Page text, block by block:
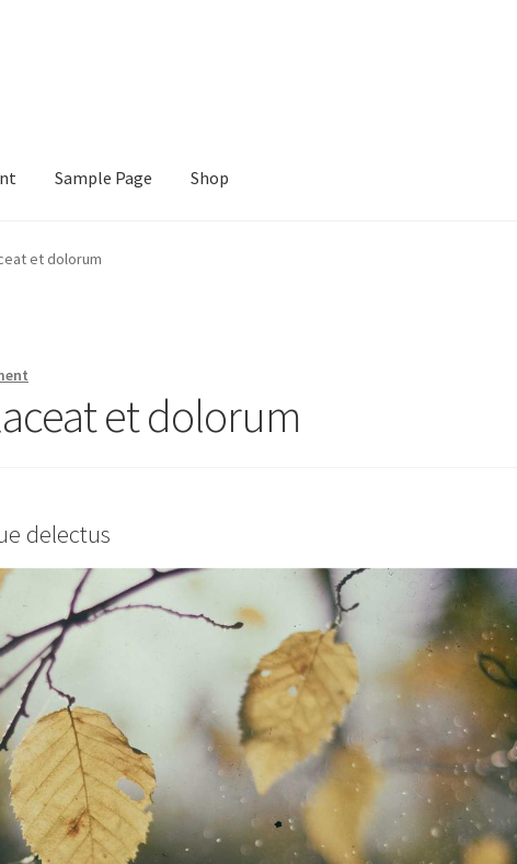
Sample Page Shop
Shop
et dolorum
et dolorum
delectus